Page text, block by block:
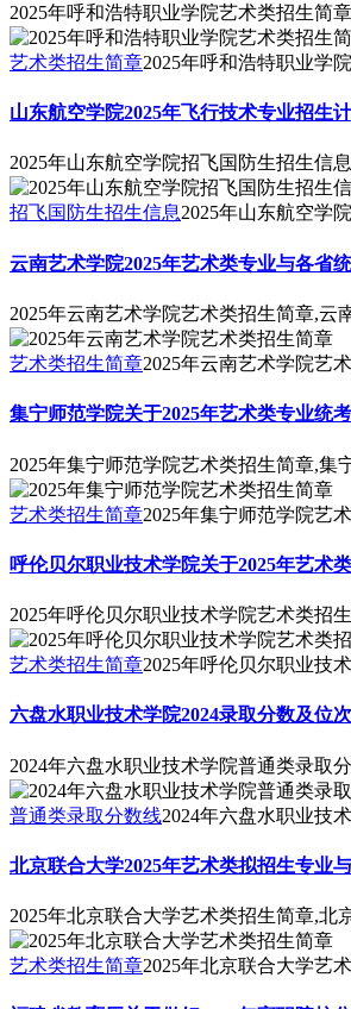
2025年呼和浩特职业学院艺术类招生简
艺术类招生简章2025年呼和浩特职业学
山东航空学院2025年飞行技术专业招生
2025年山东航空学院招飞国防生招生信
招飞国防生招生信息2025年山东航空学
云南艺术学院2025年艺术类专业与各省
2025年云南艺术学院艺术类招生简章,云
艺术类招生简章2025年云南艺术学院艺
集宁师范学院关于2025年艺术类专业统
2025年集宁师范学院艺术类招生简章,集
艺术类招生简章2025年集宁师范学院艺
呼伦贝尔职业技术学院关于2025年艺术
2025年呼伦贝尔职业技术学院艺术类招
艺术类招生简章2025年呼伦贝尔职业技
六盘水职业技术学院2024录取分数及位
2024年六盘水职业技术学院普通类录取
普通类录取分数线2024年六盘水职业技
北京联合大学2025年艺术类拟招生专业
2025年北京联合大学艺术类招生简章,
艺术类招生简章2025年北京联合大学艺